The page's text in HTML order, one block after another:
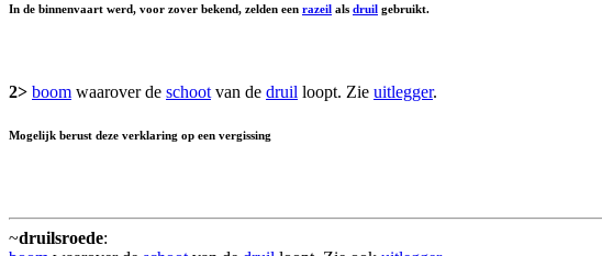
In de binnenvaart werd, voor zover bekend, zelden een razeil als druil gebruikt.
2> boom waarover de schoot van de druil loopt. Zie uitlegger.
Mogelijk berust deze verklaring op een vergissing
~druilsroede: